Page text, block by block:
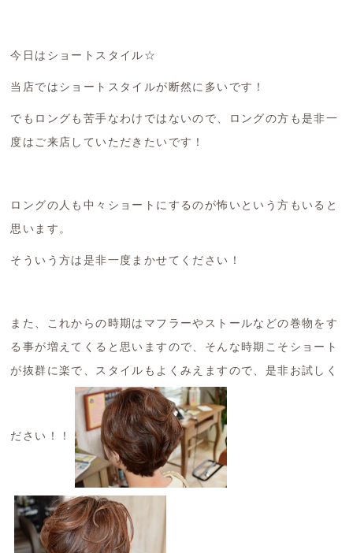
今日はショートスタイル☆
当店ではショートスタイルが断然に多いです！
でもロングも苦手なわけではないので、ロングの方も是非一
度はご来店していただきたいです！
ロングの人も中々ショートにするのが怖いという方もいると
思います。
そういう方は是非一度まかせてください！
また、これからの時期はマフラーやストールなどの巻物をす
る事が増えてくると思いますので、そんな時期こそショート
が抜群に楽で、スタイルもよくみえますので、是非お試しく
ださい！！